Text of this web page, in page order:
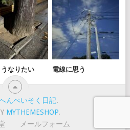
なりたい 電線に思う
んぺいそく日記.
MYTHEMESHOP.
メールフォーム